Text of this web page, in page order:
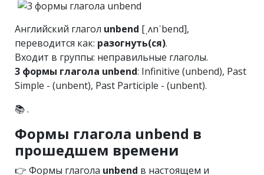
Английский глагол unbend [ˌʌnˈbend],
переводится как: разогнуть(ся).
Входит в группы: неправильные глаголы.
3 формы глагола unbend: Infinitive (unbend), Past
Simple - (unbent), Past Participle - (unbent).
📚 .
Формы глагола unbend в
прошедшем времени
👉 Формы глагола unbend в настоящем и